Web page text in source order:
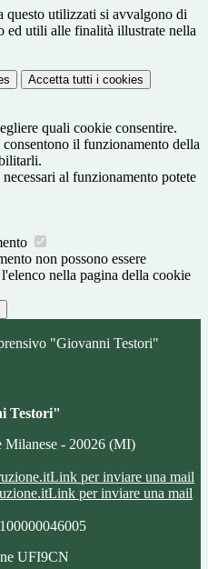
questo utilizzati si avvalgono di
ed utili alle finalità illustrate nella
Accetta tutti i cookies
quali cookie consentire.
il funzionamento della
al funzionamento potete
non possono essere
nella pagina della cookie
"Giovanni Testori"
Testori"
Milanese - 20026 (MI)
Link per inviare una mail
Link per inviare una mail
UFI9CN